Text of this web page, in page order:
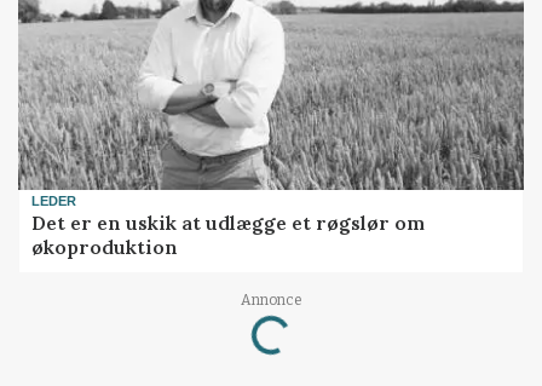
LEDER
Det er en uskik at udlægge et røgslør om
økoproduktion
Annonce
Loading...